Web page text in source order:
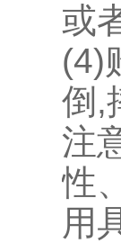
或
(4)
倒 ,
注
性
用